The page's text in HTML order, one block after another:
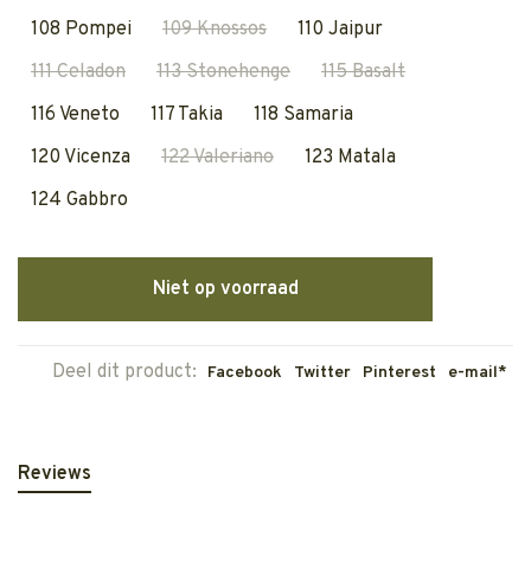
108 Pompei
109 Knossos
110 Jaipur
111 Celadon
113 Stonehenge
115 Basalt
116 Veneto
117 Takia
118 Samaria
120 Vicenza
122 Valeriano
123 Matala
124 Gabbro
Niet op voorraad
Deel dit product: Facebook Twitter Pinterest e-mail*
Reviews